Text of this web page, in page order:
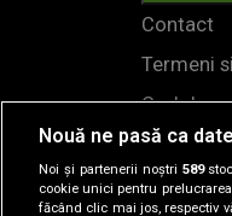
Contact
Termeni
Cod
Nouă ne pasă ca
Noi și partenerii noștri 589
cookie unici pentru
făcând clic mai jos, respectiv